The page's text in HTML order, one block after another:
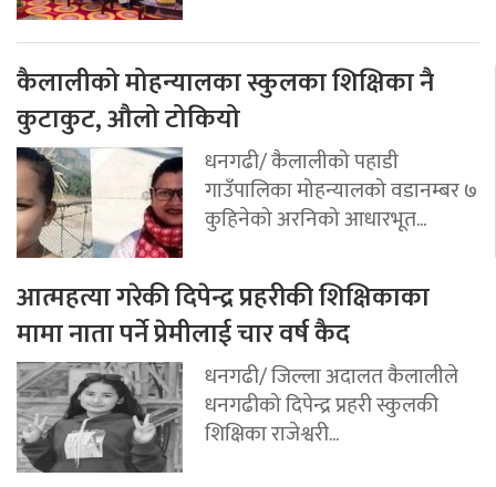
कैलालीको मोहन्यालका स्कुलका शिक्षिका नै
कुटाकुट, औलो टोकियो
धनगढी/ कैलालीको पहाडी
गाउँपालिका मोहन्यालको वडानम्बर ७
कुहिनेको अरनिको आधारभूत...
आत्महत्या गरेकी दिपेन्द्र प्रहरीकी शिक्षिकाका
मामा नाता पर्ने प्रेमीलाई चार वर्ष कैद
धनगढी/ जिल्ला अदालत कैलालीले
धनगढीको दिपेन्द्र प्रहरी स्कुलकी
शिक्षिका राजेश्वरी...